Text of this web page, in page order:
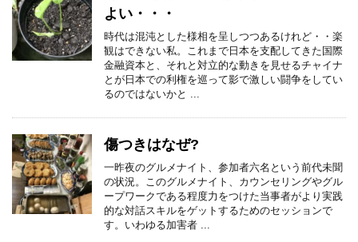
よい・・・
時代は混沌とした様相を呈しつつあるけれど・・楽
観はできない私。これまで日本を支配してきた国際
金融資本と、それと対立的な動きを見せるチャイナ
とが日本での利権を巡って影で激しい闘争をしてい
るのではないかと ...
傷つきはなぜ?
一昨夜のグルメナイト、参加者六名という前代未聞
の状況。このグルメナイト、カウンセリングやグル
ープワークである程度力をつけた当事者がより実践
的な対話スキルをゲットするためのセッションで
す。いわゆる加害者 ...